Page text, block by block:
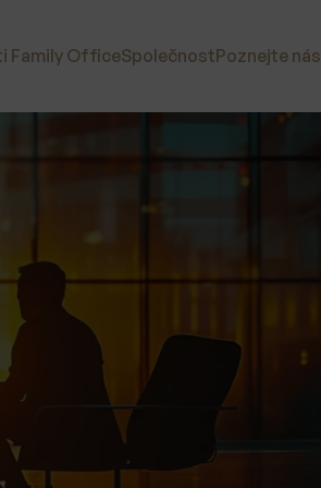
Family OfficeSpolečnostPoznejte nás